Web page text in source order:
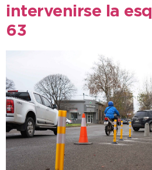
intervenirse la
63